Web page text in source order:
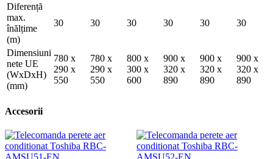
Diferență
max.
înălțime
(m)
30 30 30 30 30 30
Dimensiuni
nete UE
(WxDxH)
(mm)
780 x
290 x
550
780 x
290 x
550
800 x
300 x
600
900 x
320 x
890
900 x
320 x
890
900 x
320 x
890
Accesorii